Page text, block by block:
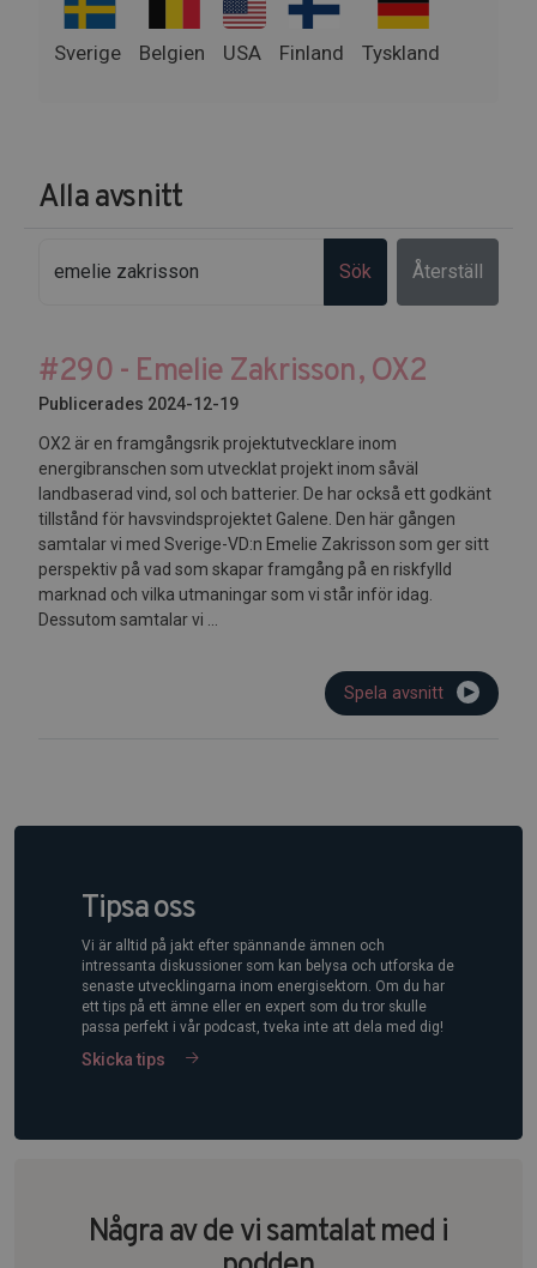
Sverige Belgien USA Finland Tyskland
Alla avsnitt
Sök Återställ
#290 - Emelie Zakrisson, OX2
Publicerades 2024-12-19
OX2 är en framgångsrik projektutvecklare inom
energibranschen som utvecklat projekt inom såväl
landbaserad vind, sol och batterier. De har också ett godkänt
tillstånd för havsvindsprojektet Galene. Den här gången
samtalar vi med Sverige-VD:n Emelie Zakrisson som ger sitt
perspektiv på vad som skapar framgång på en riskfylld
marknad och vilka utmaningar som vi står inför idag.
Dessutom samtalar vi ...
Spela avsnitt
Tipsa oss
Vi är alltid på jakt efter spännande ämnen och
intressanta diskussioner som kan belysa och utforska de
senaste utvecklingarna inom energisektorn. Om du har
ett tips på ett ämne eller en expert som du tror skulle
passa perfekt i vår podcast, tveka inte att dela med dig!
Skicka tips
Några av de vi samtalat med i